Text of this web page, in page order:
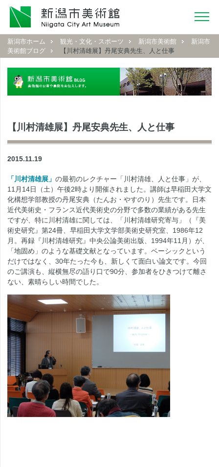
新潟市ホーム 観光・文化・スポーツ 新潟市美術館
新潟市
美術館ブログ
【川村清雄展】丹尾安典先生、人と仕事
【川村清雄展】丹尾安典先生、人と仕事
2015.11.19
「川村清雄展」 の最初のレクチャー「川村清雄、人と仕事」が、
11月14日（土）午後2時より開催されました。講師は早稲田大学文
化構想学部教授の丹尾安典（たんお・やすのり）先生です。日本
近代美術史・フランス近代美術史の分野で多数の業績がある先生
ですが、特に川村清雄に関しては、「川村清雄研究寄与」（『美
術史研究』第24冊、早稲田大学文学部美術史研究室、1986年12
月。再録『川村清雄研究』中央公論美術出版、1994年11月）が、
「地固め」のような基礎文献となっています。ベーシックという
だけではなく、30年たった今も、新しくて面白い論文です。今回
のご講演も、縦横無尽の語り口で90分、参加者をひきつけて離さ
ない、素晴らしい時間でした。